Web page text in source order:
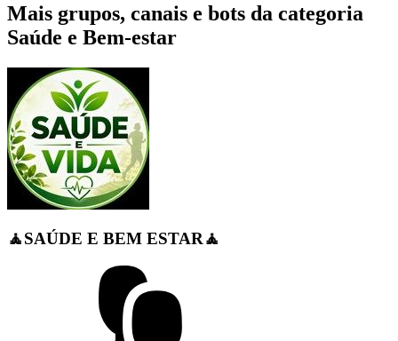
Mais grupos, canais e bots da categoria
Saúde e Bem-estar
🧘SAÚDE E BEM ESTAR🧘